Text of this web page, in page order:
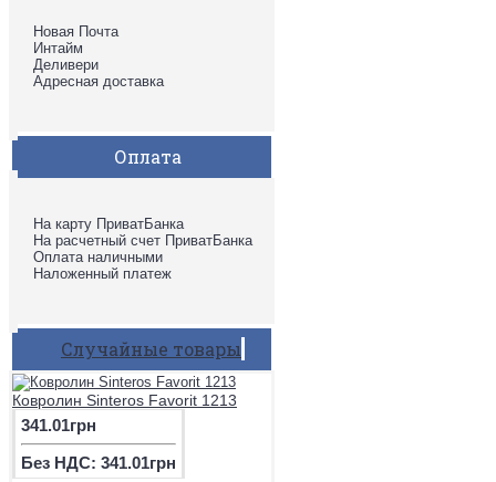
Новая Почта
Интайм
Деливери
Адресная доставка
Оплата
На карту ПриватБанка
На расчетный счет ПриватБанка
Оплата наличными
Наложенный платеж
Случайные товары
Ковролин Sinteros Favorit 1213
341.01грн
Без НДС: 341.01грн